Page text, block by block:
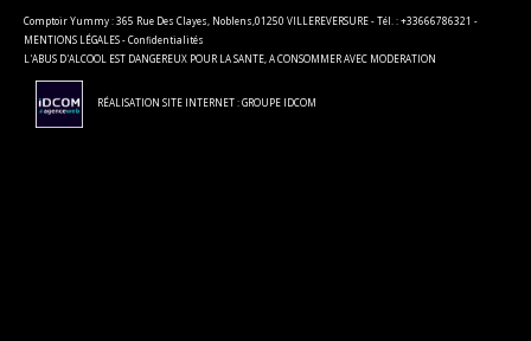
Comptoir Yummy : 365 Rue Des Clayes, Noblens,01250 VILLEREVERSURE - Tél. : +33666786321 -
MENTIONS LÉGALES-Confidentialités
L'ABUS D'ALCOOL EST DANGEREUX POUR LA SANTE, A CONSOMMER AVEC MODERATION
RÉALISATION SITE INTERNET : GROUPE IDCOM